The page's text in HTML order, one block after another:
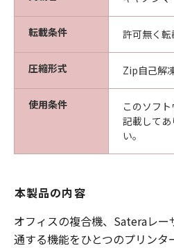
転載条件 許可無く転
圧縮形式 Zip自己解
使用条件
このソフ
記載して
い。
本製品の内容
オフィスの複合機、Sateraレ
通する機能をひとつのプリンタ